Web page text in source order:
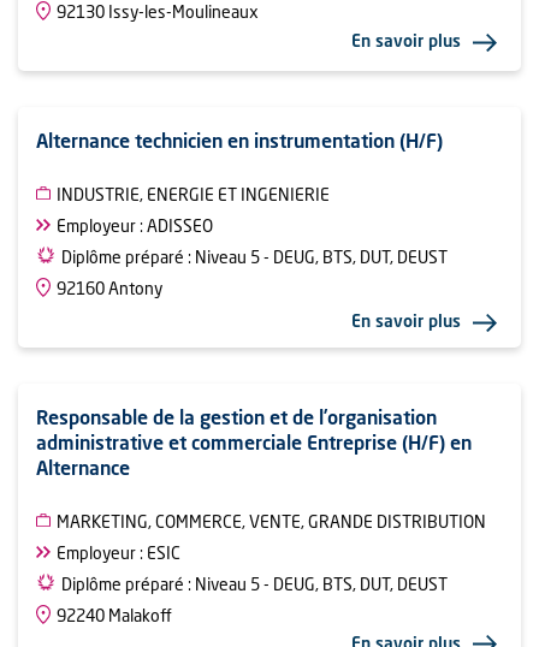
92130 Issy-les-Moulineaux
En savoir plus
Alternance technicien en instrumentation (H/F)
INDUSTRIE, ENERGIE ET INGENIERIE
Employeur : ADISSEO
Diplôme préparé : Niveau 5 - DEUG, BTS, DUT, DEUST
92160 Antony
En savoir plus
Responsable de la gestion et de l’organisation
administrative et commerciale Entreprise (H/F) en
Alternance
MARKETING, COMMERCE, VENTE, GRANDE DISTRIBUTION
Employeur : ESIC
Diplôme préparé : Niveau 5 - DEUG, BTS, DUT, DEUST
92240 Malakoff